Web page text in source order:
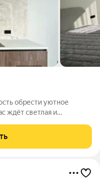
обрести уютное
ждёт светлая и
Жилая площадь